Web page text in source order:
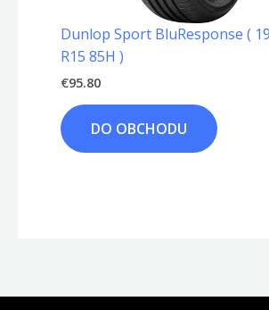
Dunlop Sport BluResponse (
R15 85H )
€95.80
DO OBCHODU